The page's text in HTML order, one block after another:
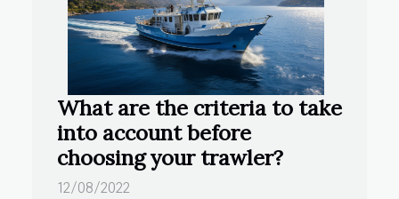
What are the criteria to take
into account before
choosing your trawler?
12/08/2022